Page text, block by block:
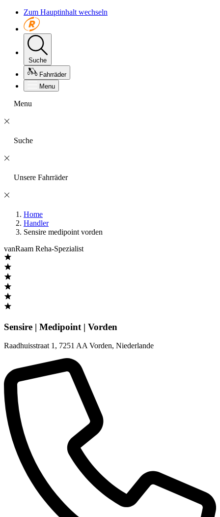
Zum Hauptinhalt wechseln
Suche
Fahrräder
Menu
Menu
Suche
Unsere Fahrräder
Home
Handler
Sensire medipoint vorden
vanRaam Reha-Spezialist
Sensire | Medipoint | Vorden
Raadhuisstraat 1, 7251 AA Vorden, Niederlande